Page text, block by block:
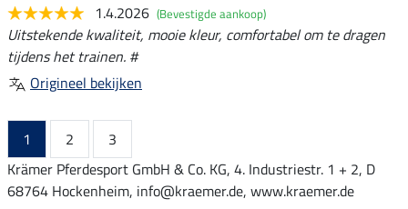
1.4.2026 (Bevestigde aankoop)
Uitstekende kwaliteit, mooie kleur, comfortabel om te dragen
tijdens het trainen. #
Origineel bekijken
1 2
3
Krämer Pferdesport GmbH & Co. KG, 4. Industriestr. 1 + 2, D
68764 Hockenheim, info@kraemer.de, www.kraemer.de